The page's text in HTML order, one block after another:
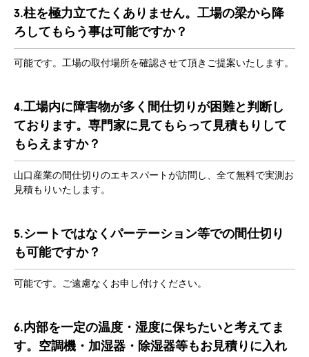
3.柱を極力立てたくありません。工場の梁から降
ろしてもらう事は可能ですか？
可能です。工場の取付場所を確認させて頂きご提案いたします。
4.工場内に障害物が多く間仕切りが困難と判断し
ております。専門家に見てもらって見積もりして
もらえますか？
山口産業の間仕切りのエキスパートが訪問し、全て無料で実測お
見積もりいたします。
5.シートではなくパーテーション等での間仕切り
も可能ですか？
可能です。ご遠慮なくお申し付けください。
6.内部を一定の温度・湿度に保ちたいと考えてま
す。空調機・加湿器・除湿器等もお見積りに入れ